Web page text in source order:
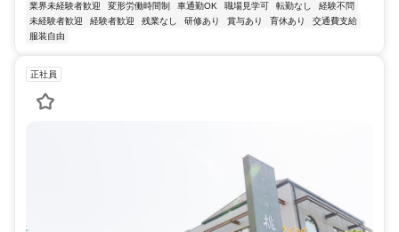
業界未経験者歓迎 変形労働時間制 車通勤OK 職場見学可 転勤なし
経験不問
未経験者歓迎
経験者歓迎 残業なし 研修あり 賞与あり 育休あり
交通費支給
服装自由
正社員